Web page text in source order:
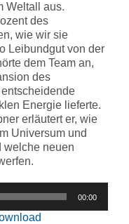
Weltall aus.
des
wie wir sie
Leibundgut von der
dem Team an,
des
Energie lieferte.
erläutert er, wie
Universum und
welche neuen
00:00